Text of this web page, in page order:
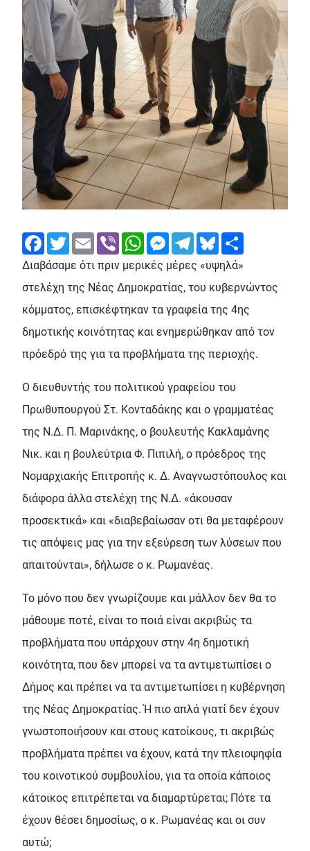
FacebookTwitterEmail Viber WhatsAppMessengerTelegramBluesky
Διαβάσαμε ότι πριν μερικές μέρες «υψηλά»
στελέχη της Νέας Δημοκρατίας, του κυβερνώντος
κόμματος, επισκέφτηκαν τα γραφεία της 4ης
δημοτικής κοινότητας και ενημερώθηκαν από τον
πρόεδρό της για τα προβλήματα της περιοχής.
Ο διευθυντής του πολιτικού γραφείου του
Πρωθυπουργού Στ. Κονταδάκης και ο γραμματέας
της Ν.Δ. Π. Μαρινάκης, ο βουλευτής Κακλαμάνης
Νικ. και η βουλεύτρια Φ. Πιπιλή, ο πρόεδρος της
Νομαρχιακής Επιτροπής κ. Δ. Αναγνωστόπουλος και
διάφορα άλλα στελέχη της Ν.Δ. «άκουσαν
προσεκτικά» και «διαβεβαίωσαν οτι θα μεταφέρουν
τις απόψεις μας για την εξεύρεση των λύσεων που
απαιτούνται», δήλωσε ο κ. Ρωμανέας.
Το μόνο που δεν γνωρίζουμε και μάλλον δεν θα το
μάθουμε ποτέ, είναι το ποιά είναι ακριβώς τα
προβλήματα που υπάρχουν στην 4η δημοτική
κοινότητα, που δεν μπορεί να τα αντιμετωπίσει ο
Δήμος και πρέπει να τα αντιμετωπίσει η κυβέρνηση
της Νέας Δημοκρατίας. Ή πιο απλά γιατί δεν έχουν
γνωστοποιήσουν και στους κατοίκους, τι ακριβώς
προβλήματα πρέπει να έχουν, κατά την πλειοψηφία
του κοινοτικού συμβουλίου, για τα οποία κάποιος
κάτοικος επιτρέπεται να διαμαρτύρεται; Πότε τα
έχουν θέσει δημοσίως, ο κ. Ρωμανέας και οι συν
αυτώ;